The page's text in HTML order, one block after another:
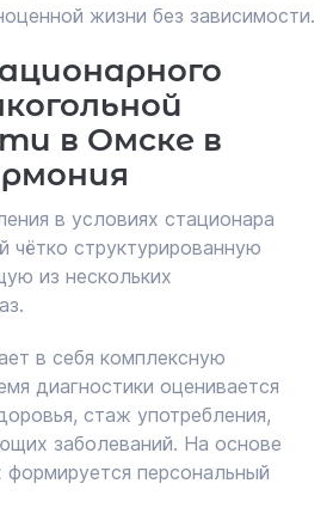
жизни без зависимости.
в Омске в
в условиях стационара
чётко структурированную
из нескольких
в себя комплексную
диагностики оценивается
стаж употребления,
заболеваний. На основе
персональный